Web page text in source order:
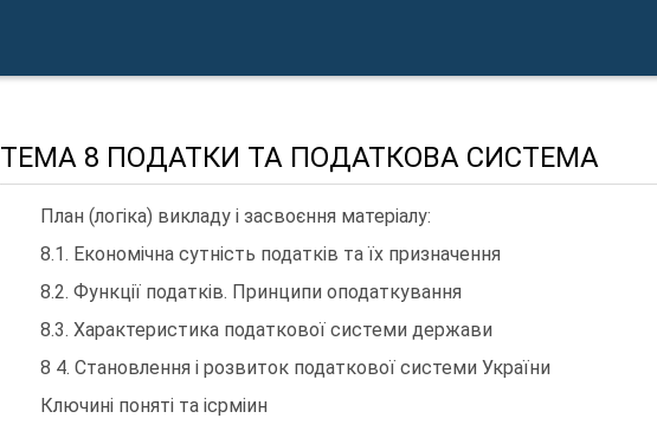
ТЕМА 8 ПОДАТКИ ТА ПОДАТКОВА СИСТЕМА
План (логіка) викладу і засвоєння матеріалу:
8.1. Економічна сутність податків та їх призначення
8.2. Функції податків. Принципи оподаткування
8.3. Характеристика податкової системи держави
8 4. Становлення і розвиток податкової системи України
Ключині поняті та ісрміин